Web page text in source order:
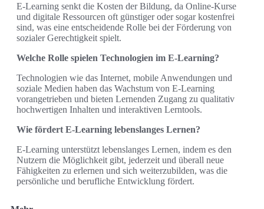
E-Learning senkt die Kosten der Bildung, da Online-Kurse
und digitale Ressourcen oft günstiger oder sogar kostenfrei
sind, was eine entscheidende Rolle bei der Förderung von
sozialer Gerechtigkeit spielt.
Welche Rolle spielen Technologien im E-Learning?
Technologien wie das Internet, mobile Anwendungen und
soziale Medien haben das Wachstum von E-Learning
vorangetrieben und bieten Lernenden Zugang zu qualitativ
hochwertigen Inhalten und interaktiven Lerntools.
Wie fördert E-Learning lebenslanges Lernen?
E-Learning unterstützt lebenslanges Lernen, indem es den
Nutzern die Möglichkeit gibt, jederzeit und überall neue
Fähigkeiten zu erlernen und sich weiterzubilden, was die
persönliche und berufliche Entwicklung fördert.